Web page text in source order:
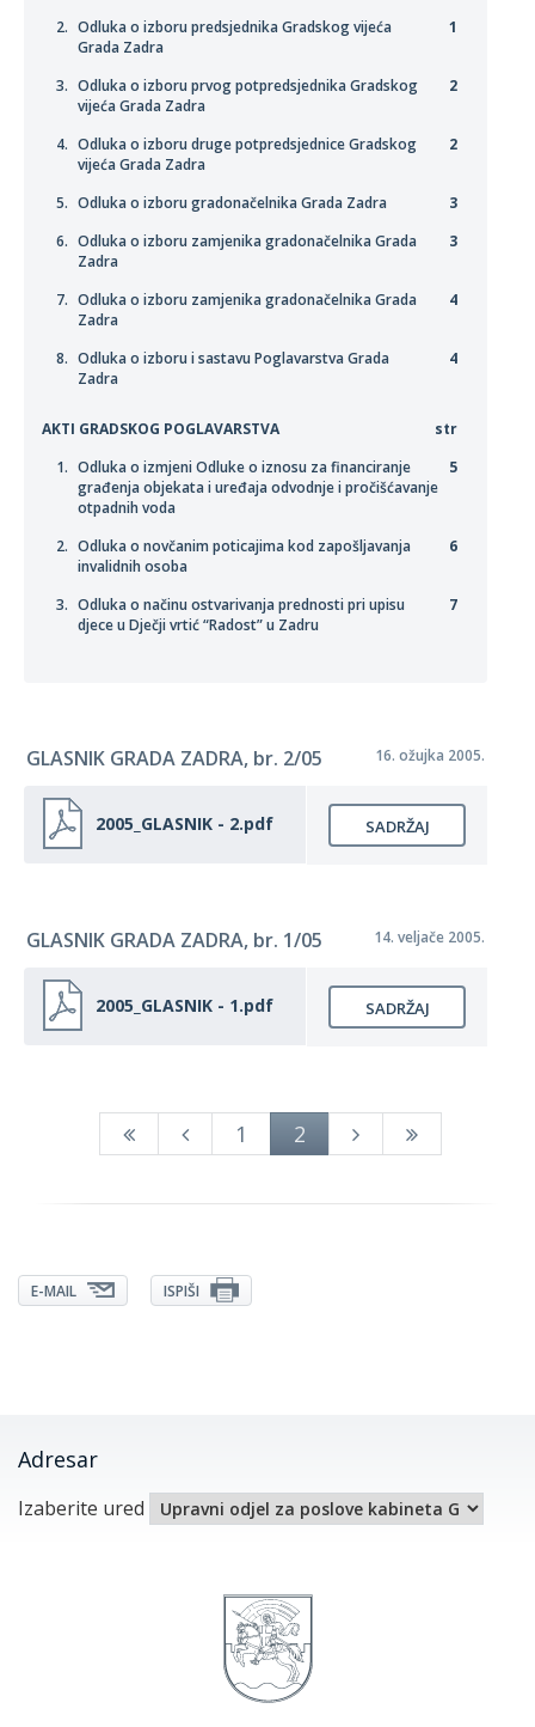
1
Odluka o izboru predsjednika Gradskog vijeća
Grada Zadra
2
Odluka o izboru prvog potpredsjednika Gradskog
vijeća Grada Zadra
2
Odluka o izboru druge potpredsjednice Gradskog
vijeća Grada Zadra
3
Odluka o izboru gradonačelnika Grada Zadra
3
Odluka o izboru zamjenika gradonačelnika Grada
Zadra
4
Odluka o izboru zamjenika gradonačelnika Grada
Zadra
4
Odluka o izboru i sastavu Poglavarstva Grada
Zadra
AKTI GRADSKOG POGLAVARSTVA
str
5
Odluka o izmjeni Odluke o iznosu za financiranje
građenja objekata i uređaja odvodnje i pročišćavanje
otpadnih voda
6
Odluka o novčanim poticajima kod zapošljavanja
invalidnih osoba
7
Odluka o načinu ostvarivanja prednosti pri upisu
djece u Dječji vrtić “Radost” u Zadru
GLASNIK GRADA ZADRA, br. 2/05 16. ožujka 2005.
2005_GLASNIK - 2.pdf SADRŽAJ
GLASNIK GRADA ZADRA, br. 1/05 14. veljače 2005.
2005_GLASNIK - 1.pdf SADRŽAJ
1 2
E-MAIL ISPIŠI
Adresar
Izaberite ured